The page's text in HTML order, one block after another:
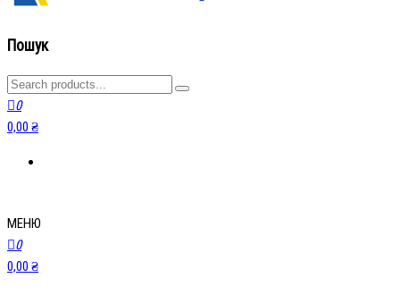
kramnytsya.com
Розумний вибір
Пошук
0
0,00 ₴
МЕНЮ
0
0,00 ₴